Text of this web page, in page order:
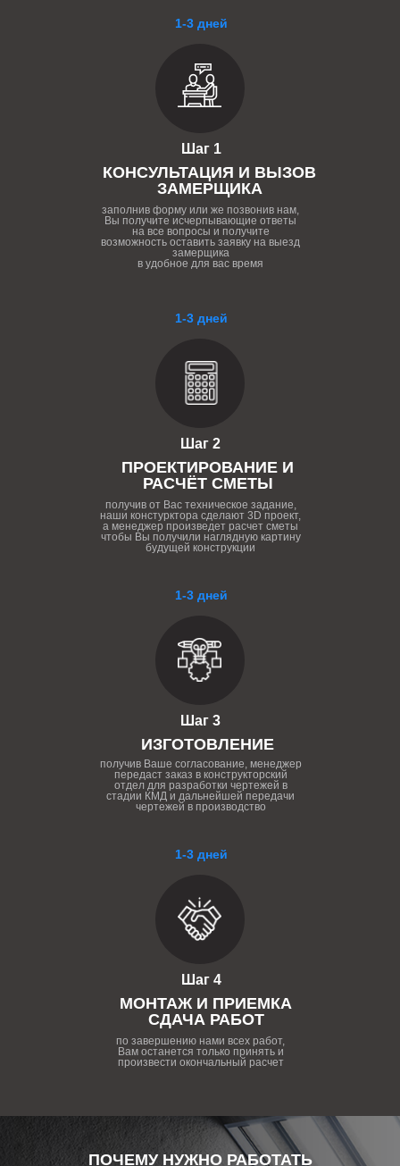
1-3 дней
Шаг 4
МОНТАЖ И ПРИЕМКА
СДАЧА РАБОТ
по завершению нами всех работ,
Вам останется только принять и
произвести окончальный расчет
1-3 дней
Шаг 3
ИЗГОТОВЛЕНИЕ
получив Ваше согласование, менеджер
передаст заказ в конструкторский
отдел для разработки чертежей в
стадии КМД и дальнейшей передачи
чертежей в производство
1-3 дней
Шаг 2
ПРОЕКТИРОВАНИЕ И
РАСЧЁТ СМЕТЫ
получив от Вас техническое задание,
наши констурктора сделают 3D проект,
а менеджер произведет расчет сметы
чтобы Вы получили наглядную картину
будущей конструкции
1-3 дней
Шаг 1
КОНСУЛЬТАЦИЯ И ВЫЗОВ
ЗАМЕРЩИКА
заполнив форму или же позвонив нам,
Вы получите исчерпывающие ответы
на все вопросы и получите
возможность оставить заявку на выезд
замерщика
в удобное для вас время
ПОЧЕМУ НУЖНО РАБОТАТЬ